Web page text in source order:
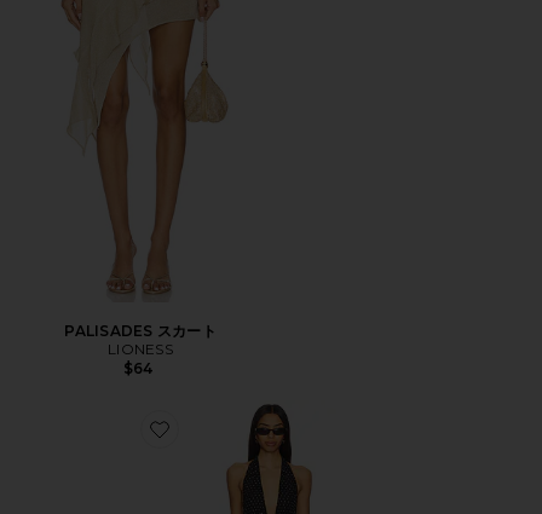
PALISADES スカート
LIONESS
$64
Favorite DISTRICT マキシドレス